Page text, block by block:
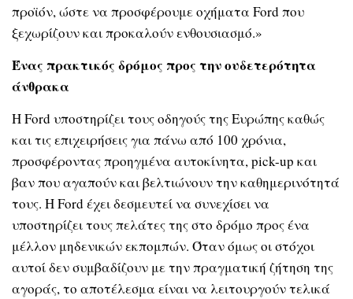
προϊόν, ώστε να προσφέρουμε οχήματα Ford που
ξεχωρίζουν και προκαλούν ενθουσιασμό.»
Ένας πρακτικός δρόμος προς την ουδετερότητα
άνθρακα
Η Ford υποστηρίζει τους οδηγούς της Ευρώπης καθώς
και τις επιχειρήσεις για πάνω από 100 χρόνια,
προσφέροντας προηγμένα αυτοκίνητα, pick-up και
βαν που αγαπούν και βελτιώνουν την καθημερινότητά
τους. Η Ford έχει δεσμευτεί να συνεχίσει να
υποστηρίζει τους πελάτες της στο δρόμο προς ένα
μέλλον μηδενικών εκπομπών. Όταν όμως οι στόχοι
αυτοί δεν συμβαδίζουν με την πραγματική ζήτηση της
αγοράς, το αποτέλεσμα είναι να λειτουργούν τελικά